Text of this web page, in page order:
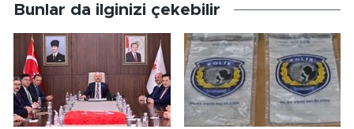
Bunlar da ilginizi çekebilir